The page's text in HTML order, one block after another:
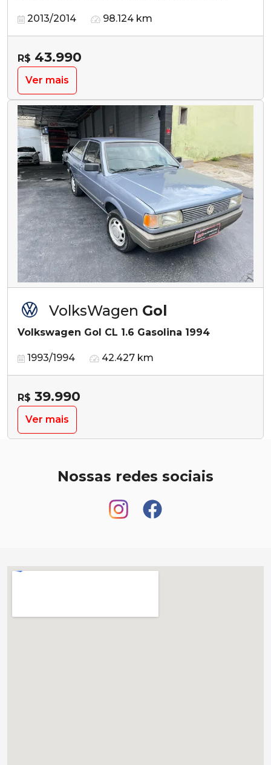
2013/2014 98.124 km
R$ 43.990
Ver mais
VolksWagen Gol
Volkswagen Gol CL 1.6 Gasolina 1994
1993/1994 42.427 km
R$ 39.990
Ver mais
Nossas redes sociais